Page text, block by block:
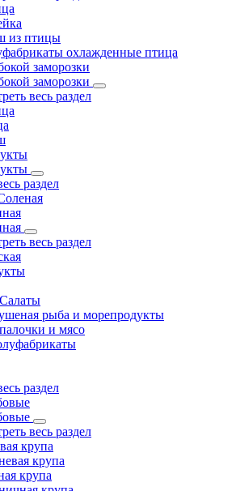
из птицы
охлажденные птица
заморозки
заморозки
весь раздел
раздел
весь раздел
рыба и морепродукты
и мясо
раздел
весь раздел
крупа
крупа
крупа